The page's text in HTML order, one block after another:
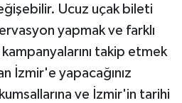
Ucuz uçak bileti
yapmak ve farklı
takip etmek
İzmir'e yapacağınız
ve İzmir'in tarihi